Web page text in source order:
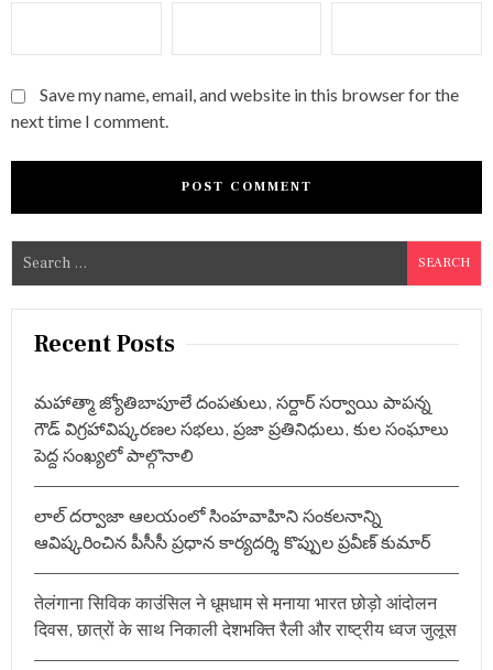
Save my name, email, and website in this browser for the
next time I comment.
a
Recent Posts
మహాత్మా జ్యోతిబాపూలే దంపతులు, సర్దార్ సర్వాయి పాపన్న
గౌడ్ విగ్రహావిష్కరణల సభలు, ప్రజా ప్రతినిధులు, కుల సంఘాలు
పెద్ద సంఖ్యలో పాల్గొనాలి
లాల్ దర్వాజా ఆలయంలో సింహవాహిని సంకలనాన్ని
ఆవిష్కరించిన పీసీసీ ప్రధాన కార్యదర్శి కొప్పుల ప్రవీణ్ కుమార్
तेलंगाना सिविक काउंसिल ने धूमधाम से मनाया भारत छोड़ो आंदोलन
दिवस, छात्रों के साथ निकाली देशभक्ति रैली और राष्ट्रीय ध्वज जुलूस